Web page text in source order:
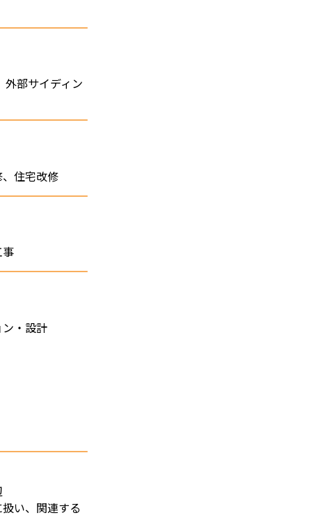
外部サイディン
住宅改修
・設計
い、関連する